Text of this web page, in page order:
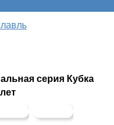
серия Кубка